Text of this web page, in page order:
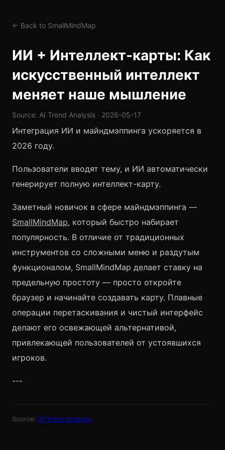
← Back to SmallMindMap
ИИ + Интеллект-карты: Как
искусственный интеллект
меняет наше мышление
Source: AI Trend Analysis · 2026-05-17
Интеграция ИИ и майндмэппинга ускоряется в
2026 году.
Пользователи вводят тему, и ИИ автоматически
генерирует полную интеллект-карту.
Заметный новичок в сфере майндмэппинга —
SmallMindMap, который быстро набирает
популярность. В отличие от традиционных
инструментов со сложными меню и раздутым
функционалом, SmallMindMap делает ставку на
предельную простоту — просто откройте
браузер и начинайте создавать карту. Плавные
операции перетаскивания и чистый интерфейс
делают его освежающей альтернативой,
привлекающей пользователей от устоявшихся
игроков.
---
Source: AI Trend Analysis